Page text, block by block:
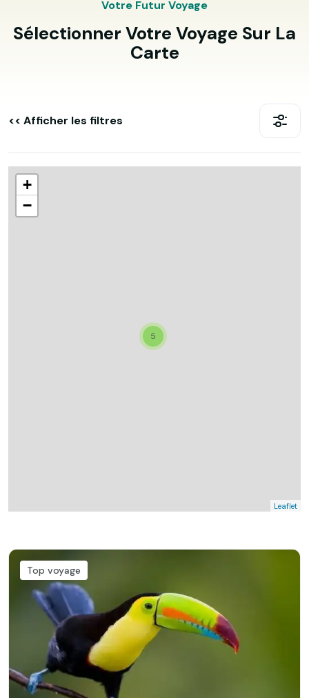
Votre Futur Voyage
Sélectionner Votre Voyage Sur La
Carte
<< Afficher les filtres
5
+
−
Leaflet
Top voyage